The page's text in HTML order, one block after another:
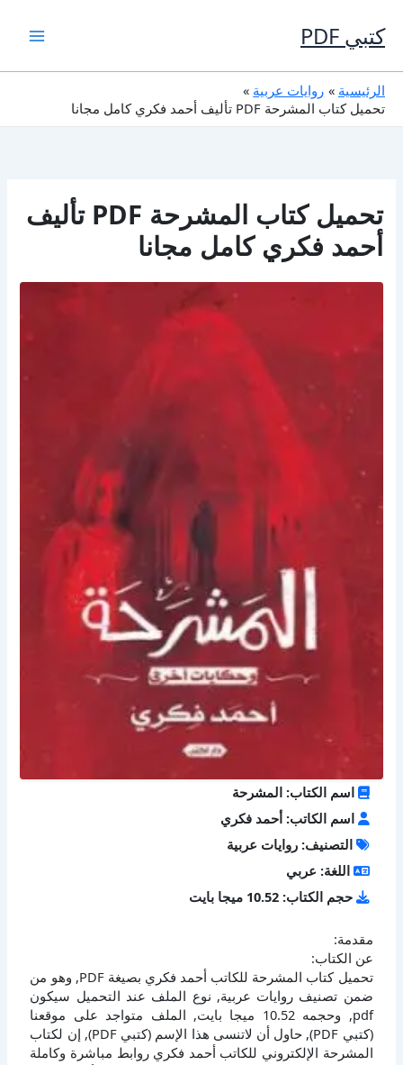
إلى
المحتوى
كتبي PDF
الرئيسية
روايات عربية
تحميل كتاب المشرحة PDF تأليف أحمد فكري كامل مجانا
تحميل كتاب المشرحة PDF تأليف
أحمد فكري كامل مجانا
اسم الكتاب: المشرحة
اسم الكاتب: أحمد فكري
التصنيف: روايات عربية
اللغة: عربي
حجم الكتاب: 10.52 ميجا بايت
مقدمة:
عن الكتاب:
تحميل كتاب المشرحة للكاتب أحمد فكري بصيغة PDF, وهو من
ضمن تصنيف روايات عربية, نوع الملف عند التحميل سيكون
pdf, وحجمه 10.52 ميجا بايت, الملف متواجد على موقعنا
(كتبي PDF), حاول أن لاتنسى هذا الإسم (كتبي PDF), إن لكتاب
المشرحة الإلكتروني للكاتب أحمد فكري روابط مباشرة وكاملة